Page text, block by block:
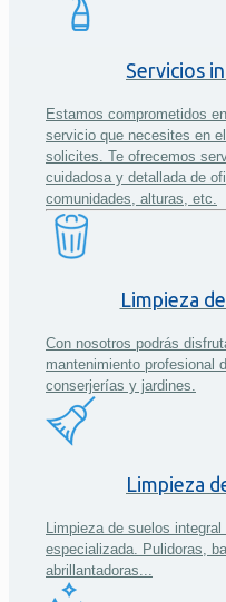
Servicios
Estamos comprometidos
servicio que necesites en
solicites. Te ofrecemos
cuidadosa y detallada de
comunidades, alturas, etc.
Limpieza
Con nosotros podrás
mantenimiento profesional
conserjerías y jardines.
Limpieza
Limpieza de suelos
especializada. Pulidoras,
abrillantadoras...